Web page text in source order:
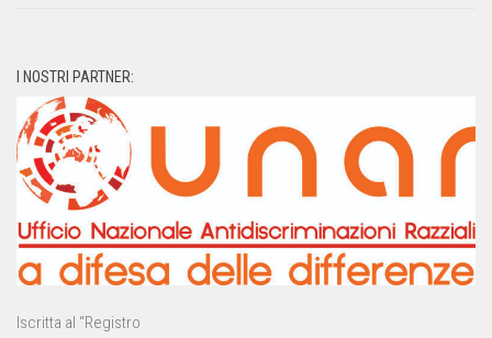
I NOSTRI PARTNER:
Iscritta al “Registro